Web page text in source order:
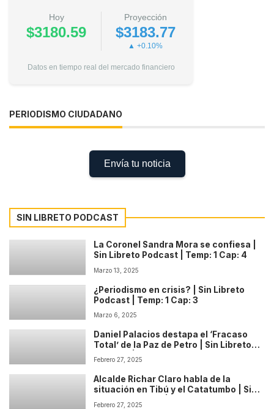
Hoy
$3180.59
Proyección
$3183.77
▲ +0.10%
Datos en tiempo real del mercado financiero
PERIODISMO CIUDADANO
Envía tu noticia
SIN LIBRETO PODCAST
La Coronel Sandra Mora se confiesa |
Sin Libreto Podcast | Temp: 1 Cap: 4
Marzo 13, 2025
¿Periodismo en crisis? | Sin Libreto
Podcast | Temp: 1 Cap: 3
Marzo 6, 2025
Daniel Palacios destapa el ‘Fracaso
Total’ de la Paz de Petro | Sin Libreto
Podcast | Temp: 1 Cap: 2
Febrero 27, 2025
Alcalde Richar Claro habla de la
situación en Tibú y el Catatumbo | Sin
Libreto Podcast | Temp: 1 Cap: 1
Febrero 27, 2025